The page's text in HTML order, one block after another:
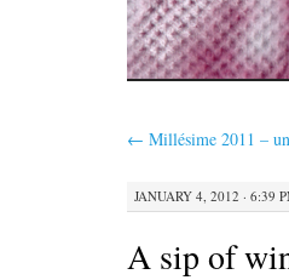
← Millésime 2011 –
JANUARY 4, 2012 · 6:39
A sip of